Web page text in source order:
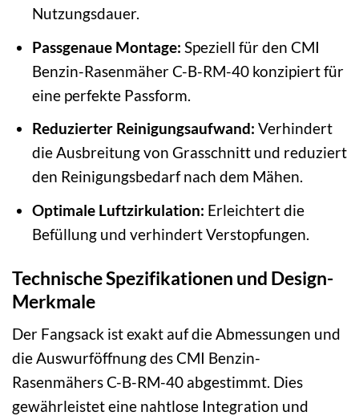
Nutzungsdauer.
Passgenaue Montage: Speziell für den CMI
Benzin-Rasenmäher C-B-RM-40 konzipiert für
eine perfekte Passform.
Reduzierter Reinigungsaufwand: Verhindert
die Ausbreitung von Grasschnitt und reduziert
den Reinigungsbedarf nach dem Mähen.
Optimale Luftzirkulation: Erleichtert die
Befüllung und verhindert Verstopfungen.
Technische Spezifikationen und Design-
Merkmale
Der Fangsack ist exakt auf die Abmessungen und
die Auswurföffnung des CMI Benzin-
Rasenmähers C-B-RM-40 abgestimmt. Dies
gewährleistet eine nahtlose Integration und